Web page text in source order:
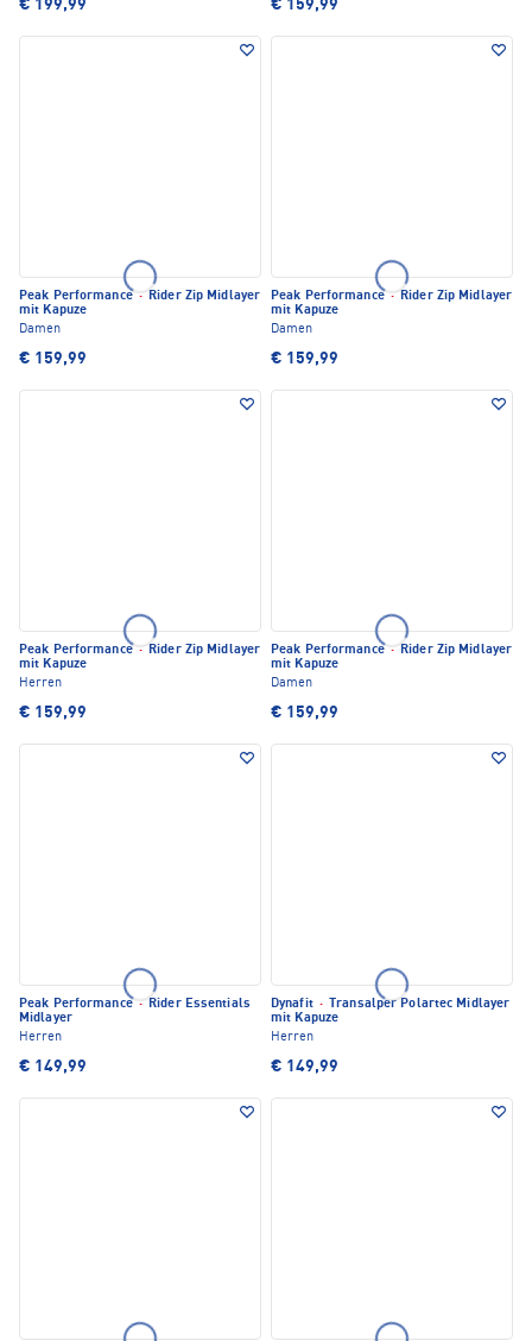
€ 199,99 € 159,99
Peak Performance · Rider Zip Midlayer
mit Kapuze
Damen
€ 159,99
Peak Performance · Rider Zip Midlayer
mit Kapuze
Damen
€ 159,99
Peak Performance · Rider Zip Midlayer
mit Kapuze
Herren
€ 159,99
Peak Performance · Rider Zip Midlayer
mit Kapuze
Damen
€ 159,99
Peak Performance · Rider Essentials
Midlayer
Herren
€ 149,99
Dynafit ·
Transalper Polartec Midlayer
mit Kapuze
Herren
€ 149,99